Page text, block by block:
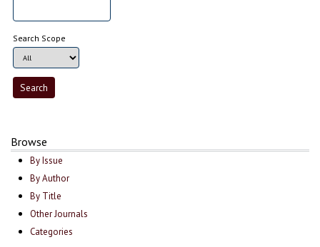
Search Scope
Browse
By Issue
By Author
By Title
Other Journals
Categories